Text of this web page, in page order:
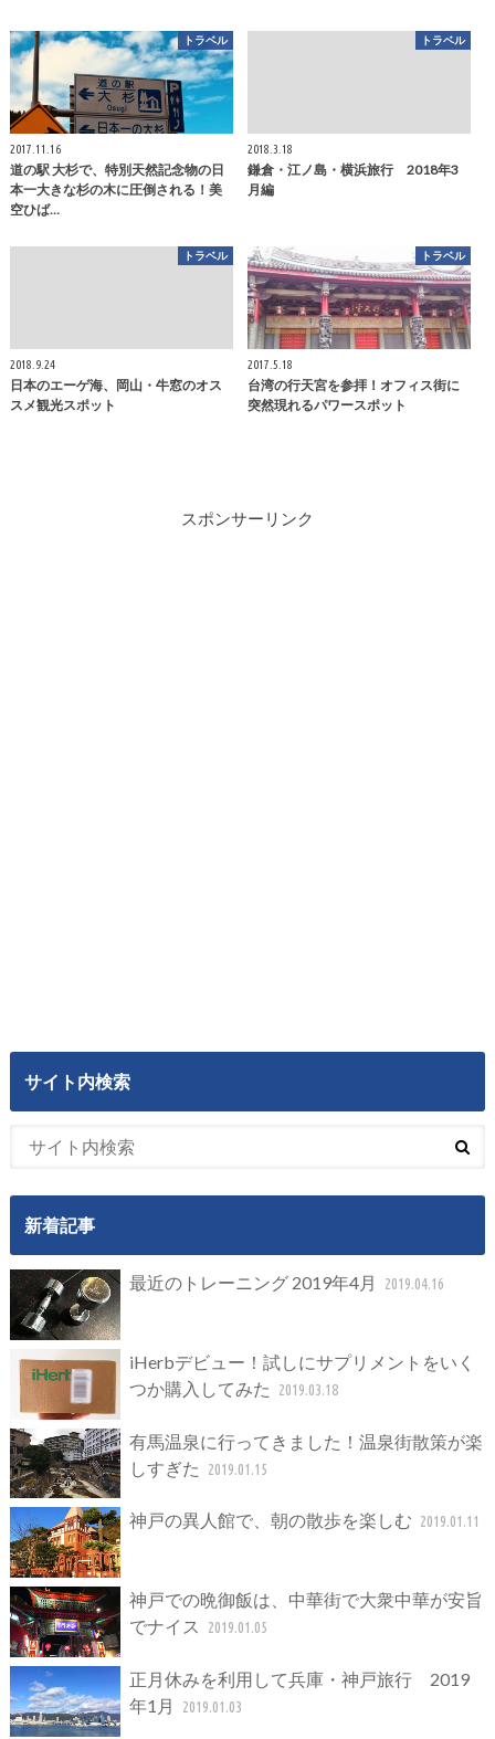
トラベル
2017.11.16
道の駅 大杉で、特別天然記念物の日
本一大きな杉の木に圧倒される！美
空ひば…
トラベル
2018.3.18
鎌倉・江ノ島・横浜旅行 2018年3
月編
トラベル
2018.9.24
日本のエーゲ海、岡山・牛窓のオス
スメ観光スポット
トラベル
2017.5.18
台湾の行天宮を参拝！オフィス街に
突然現れるパワースポット
スポンサーリンク
サイト内検索
新着記事
最近のトレーニング 2019年4月 2019.04.16
iHerbデビュー！試しにサプリメントをいく
つか購入してみた
2019.03.18
有馬温泉に行ってきました！温泉街散策が楽
しすぎた
2019.01.15
神戸の異人館で、朝の散歩を楽しむ 2019.01.11
神戸での晩御飯は、中華街で大衆中華が安旨
でナイス
2019.01.05
正月休みを利用して兵庫・神戸旅行 2019
年1月
2019.01.03